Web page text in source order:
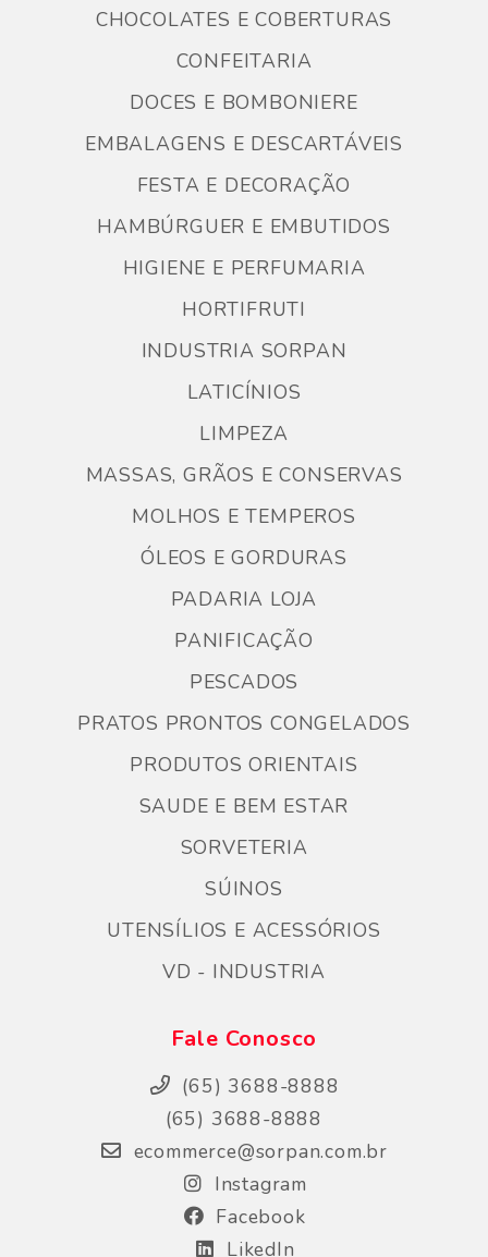
CHOCOLATES E COBERTURAS
CONFEITARIA
DOCES E BOMBONIERE
EMBALAGENS E DESCARTÁVEIS
FESTA E DECORAÇÃO
HAMBÚRGUER E EMBUTIDOS
HIGIENE E PERFUMARIA
HORTIFRUTI
INDUSTRIA SORPAN
LATICÍNIOS
LIMPEZA
MASSAS, GRÃOS E CONSERVAS
MOLHOS E TEMPEROS
ÓLEOS E GORDURAS
PADARIA LOJA
PANIFICAÇÃO
PESCADOS
PRATOS PRONTOS CONGELADOS
PRODUTOS ORIENTAIS
SAUDE E BEM ESTAR
SORVETERIA
SÚINOS
UTENSÍLIOS E ACESSÓRIOS
VD - INDUSTRIA
Fale Conosco
(65) 3688-8888
(65) 3688-8888
ecommerce@sorpan.com.br
Instagram
Facebook
LikedIn